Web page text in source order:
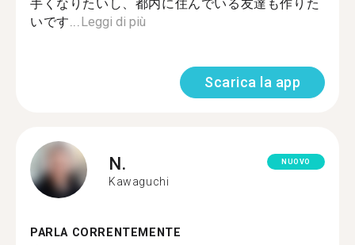
手くなりたいし、都内に住んでいる友達も作りた
いです... Leggi di più
Scarica la app
N.
Kawaguchi
NUOVO
PARLA CORRENTEMENTE